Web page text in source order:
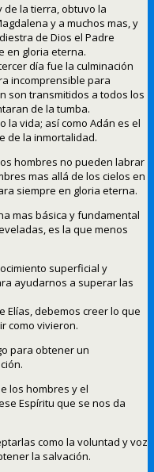
de la tierra, obtuvo la
y a muchos mas, y
de Dios el Padre
en gloria eterna.
día fue la culminación
incomprensible para
son transmitidos a todos los
de la tumba.
la vida; así como Adán es el
de la inmortalidad.
hombres no pueden labrar
mas allá de los cielos en
siempre en gloria eterna.
mas básica y fundamental
es la que menos
superficial y
ayudarnos a superar las
Elías, debemos creer lo que
como vivieron.
para obtener un
los hombres y el
Espíritu que se nos da
como la voluntad y voz
la salvación.